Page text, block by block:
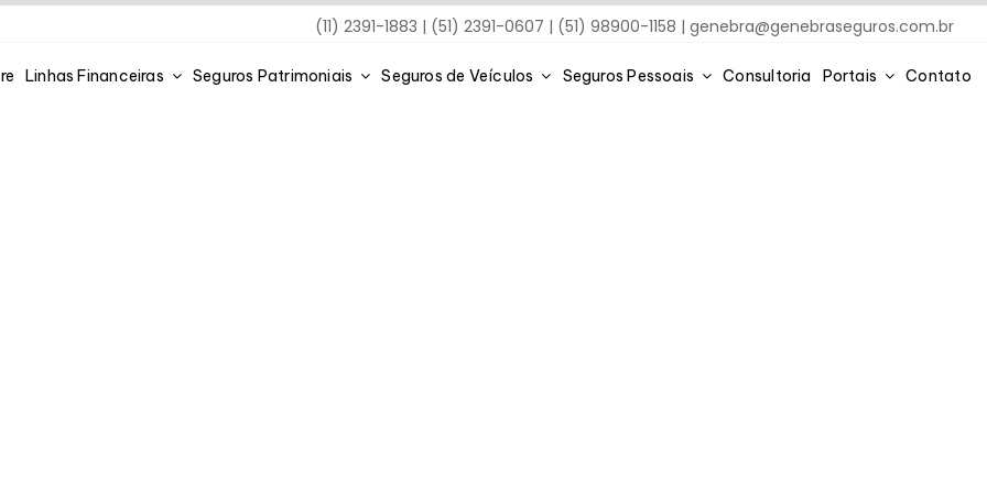
(11) 2391-1883 | (51) 2391-0607 | (51) 98900-1158 |genebra@genebraseguros.com.br
Linhas Financeiras Seguros Patrimoniais Seguros de Veículos Seguros Pessoais Consultoria Portais Contato